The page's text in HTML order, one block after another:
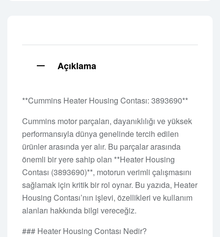
Açıklama
**Cummins Heater Housing Contası: 3893690**
Cummins motor parçaları, dayanıklılığı ve yüksek
performansıyla dünya genelinde tercih edilen
ürünler arasında yer alır. Bu parçalar arasında
önemli bir yere sahip olan **Heater Housing
Contası (3893690)**, motorun verimli çalışmasını
sağlamak için kritik bir rol oynar. Bu yazıda, Heater
Housing Contası’nın işlevi, özellikleri ve kullanım
alanları hakkında bilgi vereceğiz.
### Heater Housing Contası Nedir?